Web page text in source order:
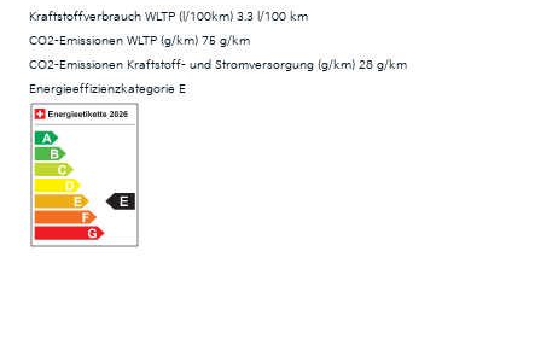
Kraftstoffverbrauch WLTP (l/100km) 3.3 l/100 km
CO2-Emissionen WLTP (g/km) 75 g/km
CO2-Emissionen Kraftstoff- und Stromversorgung (g/km) 28 g/km
Energieeffizienzkategorie E